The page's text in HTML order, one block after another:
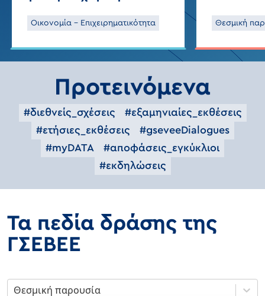
Γυαλιού
Οικονομία - Επιχειρηματικότητα Θεσμική
Προτεινόμενα
#διεθνείς_σχέσεις
#εξαμηνιαίες_εκθέσεις
#ετήσιες_εκθέσεις
#gseveeDialogues
#myDATA
#αποφάσεις_εγκύκλιοι
#εκδηλώσεις
Τα πεδία δράσης της
ΓΣΕΒΕΕ
Θεσμική παρουσία